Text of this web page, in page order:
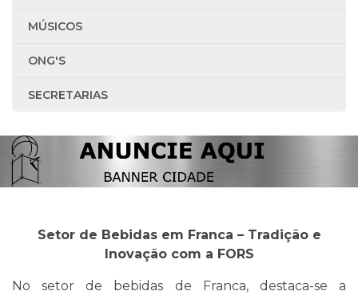
MÚSICOS
ONG'S
SECRETARIAS
Setor de Bebidas em Franca – Tradição e
Inovação com a FORS
No setor de bebidas de Franca, destaca-se a